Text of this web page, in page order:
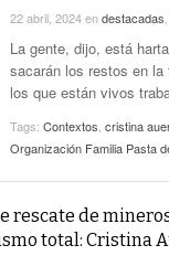
Sigue El Robo De
22 abril, 2024endestacadas
La gente, dijo, está
sacarán los restos en
los que están vivos
Tags: Contextos cristina
Organización Familia Pasta
rescate de
total: Cristina